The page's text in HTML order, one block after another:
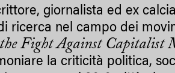
giornalista ed ex
ricerca nel campo dei
Fight Against Capitalist
la criticità politica,